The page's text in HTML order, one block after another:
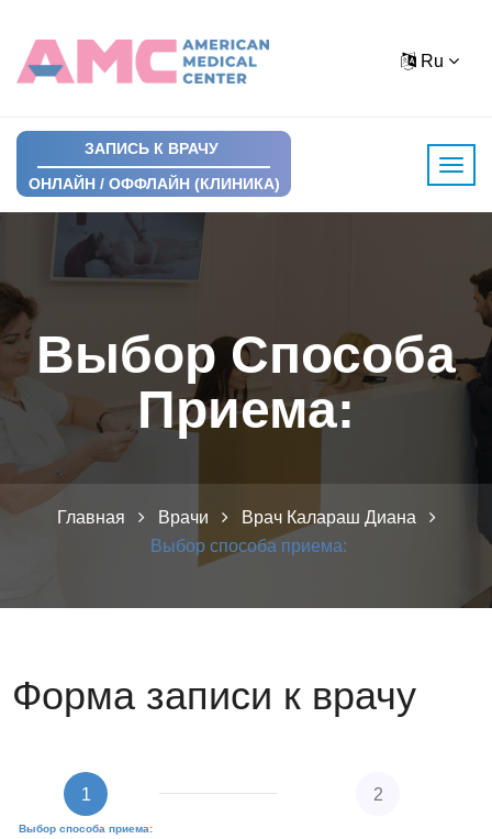
Ru
ЗАПИСЬ К ВРАЧУ
ОНЛАЙН / ОФФЛАЙН (КЛИНИКА)
Выбор Способа
Приема:
Главная Врачи
Врач Калараш Диана
Выбор способа приема:
Форма записи к врачу
1
Выбор способа приема:
2